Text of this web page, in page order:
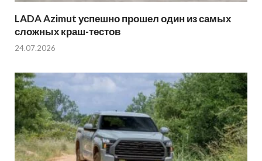
LADA Azimut успешно прошел один из самых
сложных краш-тестов
24.07.2026